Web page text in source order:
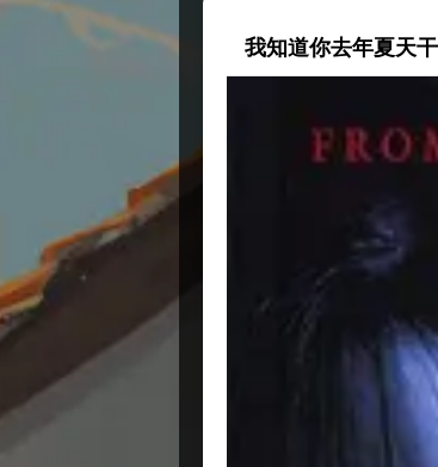
我知道你去年夏天